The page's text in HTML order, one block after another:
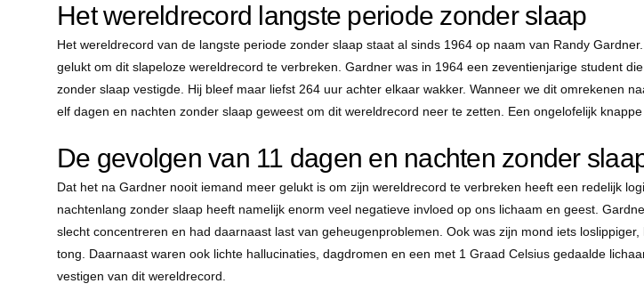
Het wereldrecord langste periode zonder slaap
Het wereldrecord van de langste periode zonder slaap staat al sinds 1964 op naam van Randy
gelukt om dit slapeloze wereldrecord te verbreken. Gardner was in 1964 een zeventienjarige student
zonder slaap vestigde. Hij bleef maar liefst 264 uur achter elkaar wakker. Wanneer we dit omrekenen
elf dagen en nachten zonder slaap geweest om dit wereldrecord neer te zetten. Een ongelofelijk knappe
De gevolgen van 11 dagen en nachten zonder
Dat het na Gardner nooit iemand meer gelukt is om zijn wereldrecord te verbreken heeft een redelijk
nachtenlang zonder slaap heeft namelijk enorm veel negatieve invloed op ons lichaam en geest.
slecht concentreren en had daarnaast last van geheugenproblemen. Ook was zijn mond iets
tong. Daarnaast waren ook lichte hallucinaties, dagdromen en een met 1 Graad Celsius gedaalde
vestigen van dit wereldrecord.